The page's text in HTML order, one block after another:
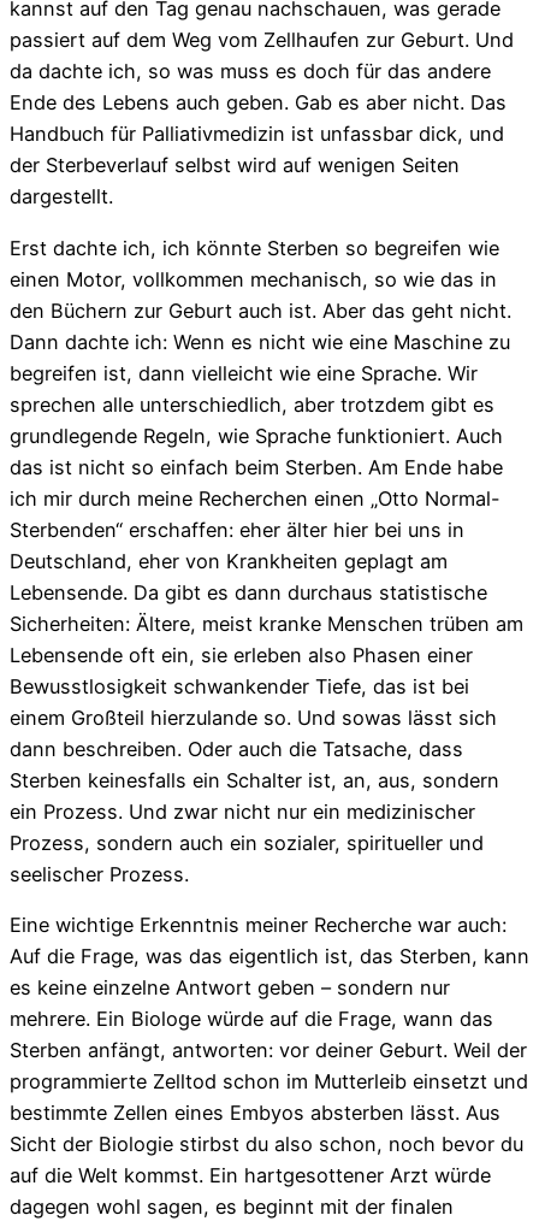
kannst auf den Tag genau nachschauen, was gerade
passiert auf dem Weg vom Zellhaufen zur Geburt. Und
da dachte ich, so was muss es doch für das andere
Ende des Lebens auch geben. Gab es aber nicht. Das
Handbuch für Palliativmedizin ist unfassbar dick, und
der Sterbeverlauf selbst wird auf wenigen Seiten
dargestellt.
Erst dachte ich, ich könnte Sterben so begreifen wie
einen Motor, vollkommen mechanisch, so wie das in
den Büchern zur Geburt auch ist. Aber das geht nicht.
Dann dachte ich: Wenn es nicht wie eine Maschine zu
begreifen ist, dann vielleicht wie eine Sprache. Wir
sprechen alle unterschiedlich, aber trotzdem gibt es
grundlegende Regeln, wie Sprache funktioniert. Auch
das ist nicht so einfach beim Sterben. Am Ende habe
ich mir durch meine Recherchen einen „Otto Normal-
Sterbenden“ erschaffen: eher älter hier bei uns in
Deutschland, eher von Krankheiten geplagt am
Lebensende. Da gibt es dann durchaus statistische
Sicherheiten: Ältere, meist kranke Menschen trüben am
Lebensende oft ein, sie erleben also Phasen einer
Bewusstlosigkeit schwankender Tiefe, das ist bei
einem Großteil hierzulande so. Und sowas lässt sich
dann beschreiben. Oder auch die Tatsache, dass
Sterben keinesfalls ein Schalter ist, an, aus, sondern
ein Prozess. Und zwar nicht nur ein medizinischer
Prozess, sondern auch ein sozialer, spiritueller und
seelischer Prozess.
Eine wichtige Erkenntnis meiner Recherche war auch:
Auf die Frage, was das eigentlich ist, das Sterben, kann
es keine einzelne Antwort geben – sondern nur
mehrere. Ein Biologe würde auf die Frage, wann das
Sterben anfängt, antworten: vor deiner Geburt. Weil der
programmierte Zelltod schon im Mutterleib einsetzt und
bestimmte Zellen eines Embyos absterben lässt. Aus
Sicht der Biologie stirbst du also schon, noch bevor du
auf die Welt kommst. Ein hartgesottener Arzt würde
dagegen wohl sagen, es beginnt mit der finalen